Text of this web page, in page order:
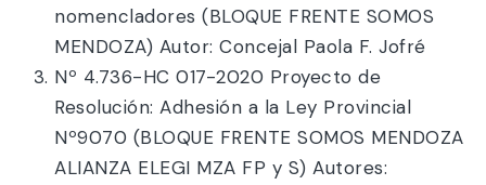
nomencladores (BLOQUE FRENTE SOMOS
MENDOZA) Autor: Concejal Paola F. Jofré
Nº 4.736-HC 017-2020 Proyecto de
Resolución: Adhesión a la Ley Provincial
Nº9070 (BLOQUE FRENTE SOMOS MENDOZA
ALIANZA ELEGI MZA FP y S) Autores: